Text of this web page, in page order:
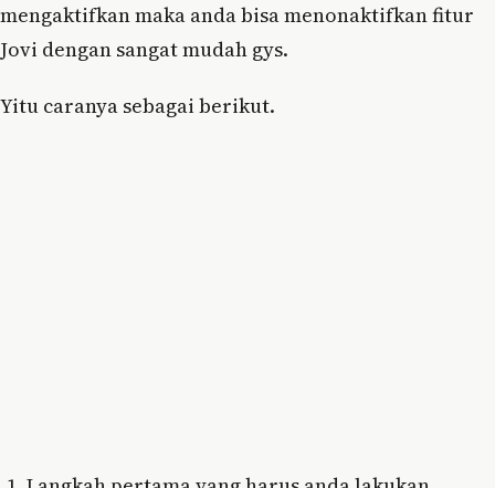
mengaktifkan maka anda bisa menonaktifkan fitur
Jovi dengan sangat mudah gys.
Yitu caranya sebagai berikut.